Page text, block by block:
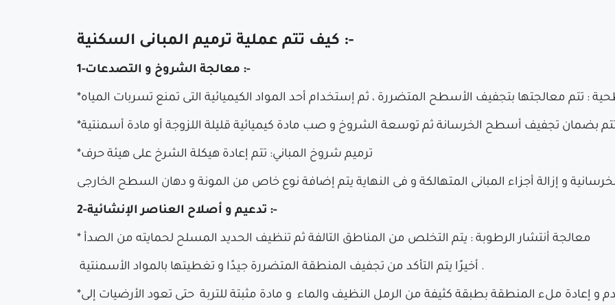
كيف تتم عملية ترميم المبانى السكنية :-
1-معالجة الشروخ و التصدعات :-
2-تدعيم و أصلاح العناصر الإنشائية :-
* معالجة أنتشار الرطوبة : يتم التخلص من المناطق التالفة ثم تنظيف الحديد المسلح لحمايته من الصدأ
أخيرًا يتم التأكد من تجفيف المنطقة المتضررة جيدًا و تغطيتها بالمواد الأسمنتية .
*معالجة هبوط الأرضيات : يتم إزالة بواقى الهدم و إعادة ملء المنطقة بطبقة كثيفة من الرمل النظيف والماء و مادة مثبتة للتربة حتى تعود الأرضيات إلى